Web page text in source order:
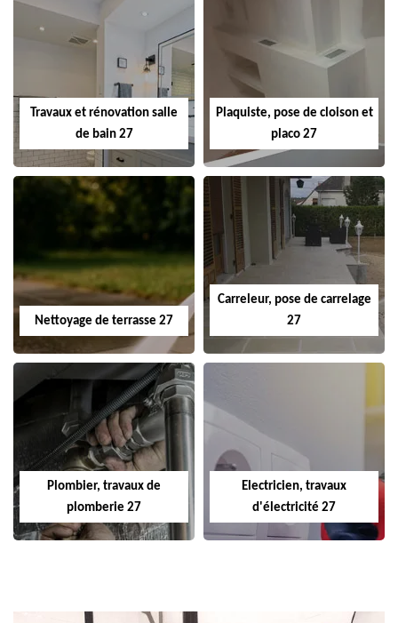
Travaux et rénovation salle
de bain 27
Plaquiste, pose de cloison et
placo 27
Nettoyage de terrasse 27
Carreleur, pose de carrelage
27
Plombier, travaux de
plomberie 27
Electricien, travaux
d'électricité 27